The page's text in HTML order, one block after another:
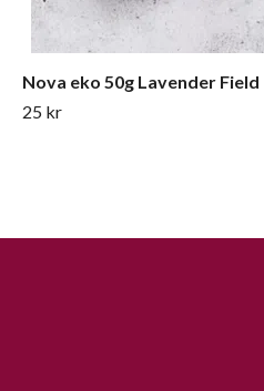
Nova eko 50g Lavender Field
25 kr